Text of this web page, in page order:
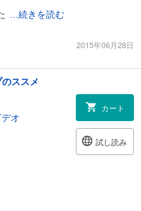
...続きを読む
2015年06月28日
ススメ
オ
カート
試し読み